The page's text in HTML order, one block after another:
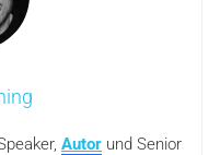
Autor und Senior